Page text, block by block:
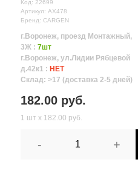
Код: 22699
Артикул: AX478
Бренд: CARGEN
г.Воронеж, проезд Монтажный,
3Ж : 7шт
г.Воронеж, ул.Лидии Рябцевой
д.42к1 : НЕТ
Склад: >17 (доставка 2-5 дней)
182.00 руб.
1 шт х 182.00 руб.
- +